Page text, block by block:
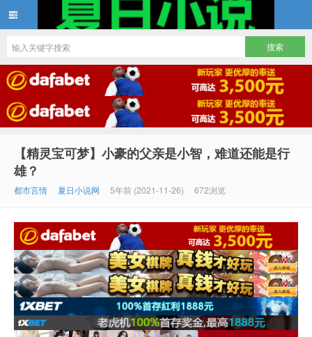
夏日小说
【精灵宝可梦】小豪的父亲是小智，难道还能是行
雄？
都市言情 夏日小说网 5年前 (2021-11-26) 672浏览